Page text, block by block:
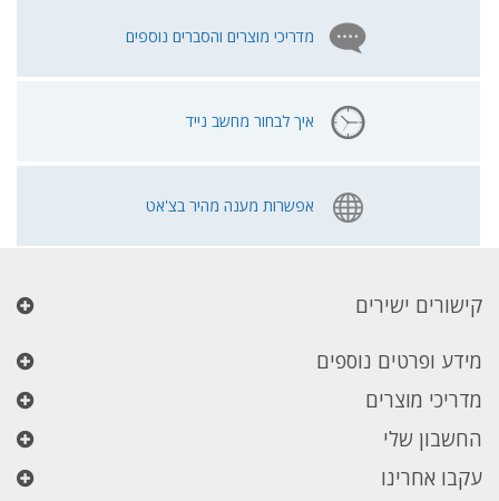
מדריכי מוצרים והסברים נוספים
איך לבחור מחשב נייד
אפשרות מענה מהיר בצ'אט
קישורים ישירים
מידע ופרטים נוספים
מדריכי מוצרים
החשבון שלי
עקבו אחרינו